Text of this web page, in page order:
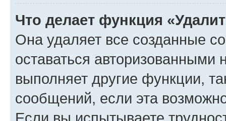
Что делает функция
Она удаляет все созданные
оставаться авторизованными
выполняет другие функции,
сообщений, если эта